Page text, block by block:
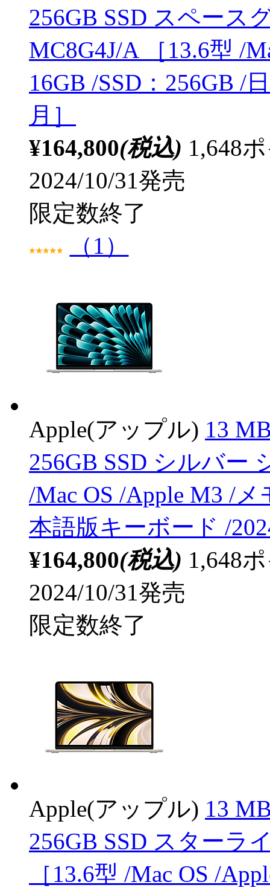
256GB SSD スペース
MC8G4J/A ［13.6型 /
16GB /SSD：256GB /
月］
¥164,800(税込) 1,648
2024/10/31発売
限定数終了
（1）
Apple(アップル) 13
256GB SSD シルバー
/Mac OS /Apple M3 /
本語版キーボード /
¥164,800(税込) 1,648
2024/10/31発売
限定数終了
Apple(アップル) 13
256GB SSD スターラ
［13.6型 /Mac OS /